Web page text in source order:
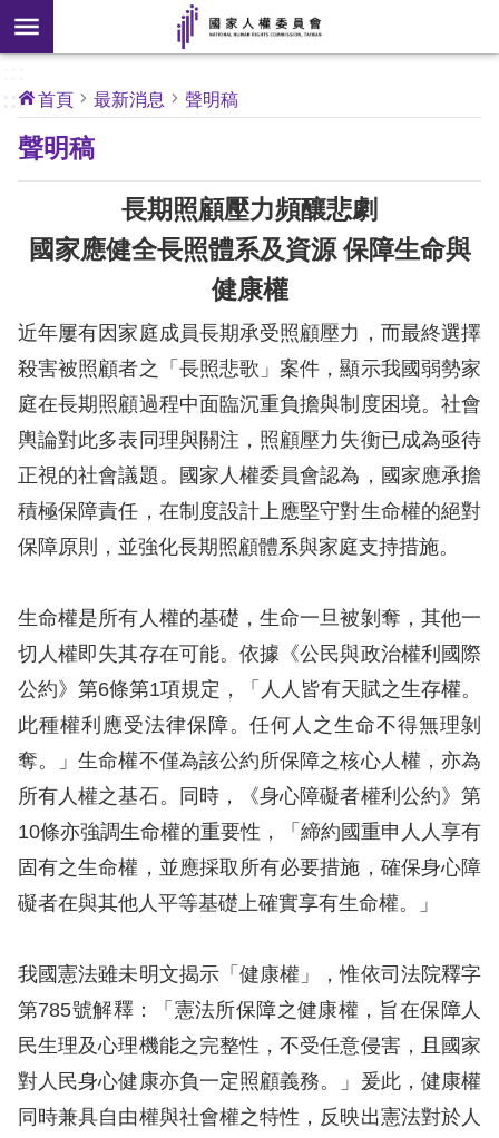
前往主要內容區塊
搜
尋
開
新
核
心
權
關
本
會
最
新
消
息
業
務
核
人
權
公
約
陳
申
訴
人
權
資
:::
首頁 最新消息 聲明稿
聲明稿
長期照顧壓力頻釀悲劇
國家應健全長照體系及資源 保障生命與
健康權
近年屢有因家庭成員長期承受照顧壓力，而最終選擇
殺害被照顧者之「長照悲歌」案件，顯示我國弱勢家
庭在長期照顧過程中面臨沉重負擔與制度困境。社會
輿論對此多表同理與關注，照顧壓力失衡已成為亟待
正視的社會議題。國家人權委員會認為，國家應承擔
積極保障責任，在制度設計上應堅守對生命權的絕對
保障原則，並強化長期照顧體系與家庭支持措施。
生命權是所有人權的基礎，生命一旦被剝奪，其他一
切人權即失其存在可能。依據《公民與政治權利國際
公約》第6條第1項規定，「人人皆有天賦之生存權。
此種權利應受法律保障。任何人之生命不得無理剝
奪。」生命權不僅為該公約所保障之核心人權，亦為
所有人權之基石。同時，《身心障礙者權利公約》第
10條亦強調生命權的重要性，「締約國重申人人享有
固有之生命權，並應採取所有必要措施，確保身心障
礙者在與其他人平等基礎上確實享有生命權。」
我國憲法雖未明文揭示「健康權」，惟依司法院釋字
第785號解釋：「憲法所保障之健康權，旨在保障人
民生理及心理機能之完整性，不受任意侵害，且國家
對人民身心健康亦負一定照顧義務。」爰此，健康權
同時兼具自由權與社會權之特性，反映出憲法對於人